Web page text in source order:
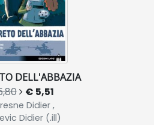
DELL'ABBAZIA
€ 5,51
Didier ,
Didier (.ill)